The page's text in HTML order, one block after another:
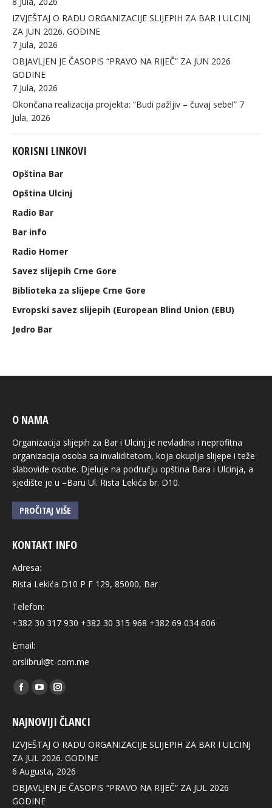
IZVJEŠTAJ O RADU ORGANIZACIJE SLIJEPIH ZA BAR I ULCINJ
ZA JUN 2026. GODINE
7 Jula, 2026
OBJAVLJEN JE ČASOPIS “PRAVO NA RIJEČ” ZA JUN 2026
GODINE
7 Jula, 2026
Okončana realizacija projekta: “Budi pažljiv – čuvaj sebe!” 7
Jula, 2026
KORISNI LINKOVI
Opština Bar
Opština Ulcinj
Radio Bar
Bar info
Radio Homer
Savez slijepih Crne Gore
Biblioteka za slijepe Crne Gore
Evropski savez slijepih (European Blind Union (EBU)
Jedro Bar
O NAMA
Organizacija slijepih za Bar i Ulcinj je nevladina i neprofitna
organizacija osoba sa invaliditetom, koja okuplja slijepe i teže
slabovide osobe. Djeluje na području opština Bara i Ulcinja, a
sjedište je u –Baru Ul. Rista Lekića br. D10.
PROČITAJ VIŠE
KONTAKT INFO
Adresa:
Rista Lekića D10 P F 129, 85000, Bar
Telefon:
+382 30 317 930 +382 30 315 968 +382 69 034 606
Email:
orslibrul@t-com.me
Find us on:
Facebook
opens
in
new
window
YouTube
opens
in
new
window
Instagram
opens
in
new
window
NAJNOVIJI ČLANCI
IZVJEŠTAJ O RADU ORGANIZACIJE SLIJEPIH ZA BAR I ULCINJ
ZA JUL 2026. GODINE
6 Augusta, 2026
OBJAVLJEN JE ČASOPIS “PRAVO NA RIJEČ” ZA JUL 2026
GODINE